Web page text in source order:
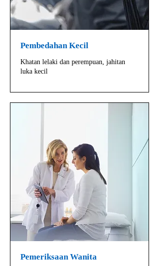
Pembedahan Kecil
Khatan lelaki dan perempuan, jahitan
luka kecil
Pemeriksaan Wanita